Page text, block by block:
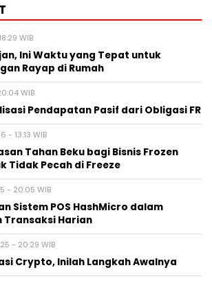
WIB
Ini Waktu yang Tepat untuk
Rayap di Rumah
WIB
Pendapatan Pasif dari Obligasi FR
- 13:13 WIB
Tahan Beku bagi Bisnis Frozen
Tidak Pecah di Freeze
- 20:05 WIB
Sistem POS HashMicro dalam
Harian
- 20:29 WIB
Crypto, Inilah Langkah Awalnya